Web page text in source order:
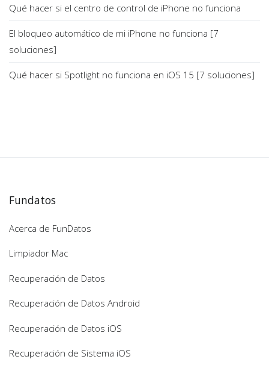
Qué hacer si el centro de control de iPhone no funciona
El bloqueo automático de mi iPhone no funciona [7
soluciones]
Qué hacer si Spotlight no funciona en iOS 15 [7 soluciones]
Fundatos
Acerca de FunDatos
Limpiador Mac
Recuperación de Datos
Recuperación de Datos Android
Recuperación de Datos iOS
Recuperación de Sistema iOS